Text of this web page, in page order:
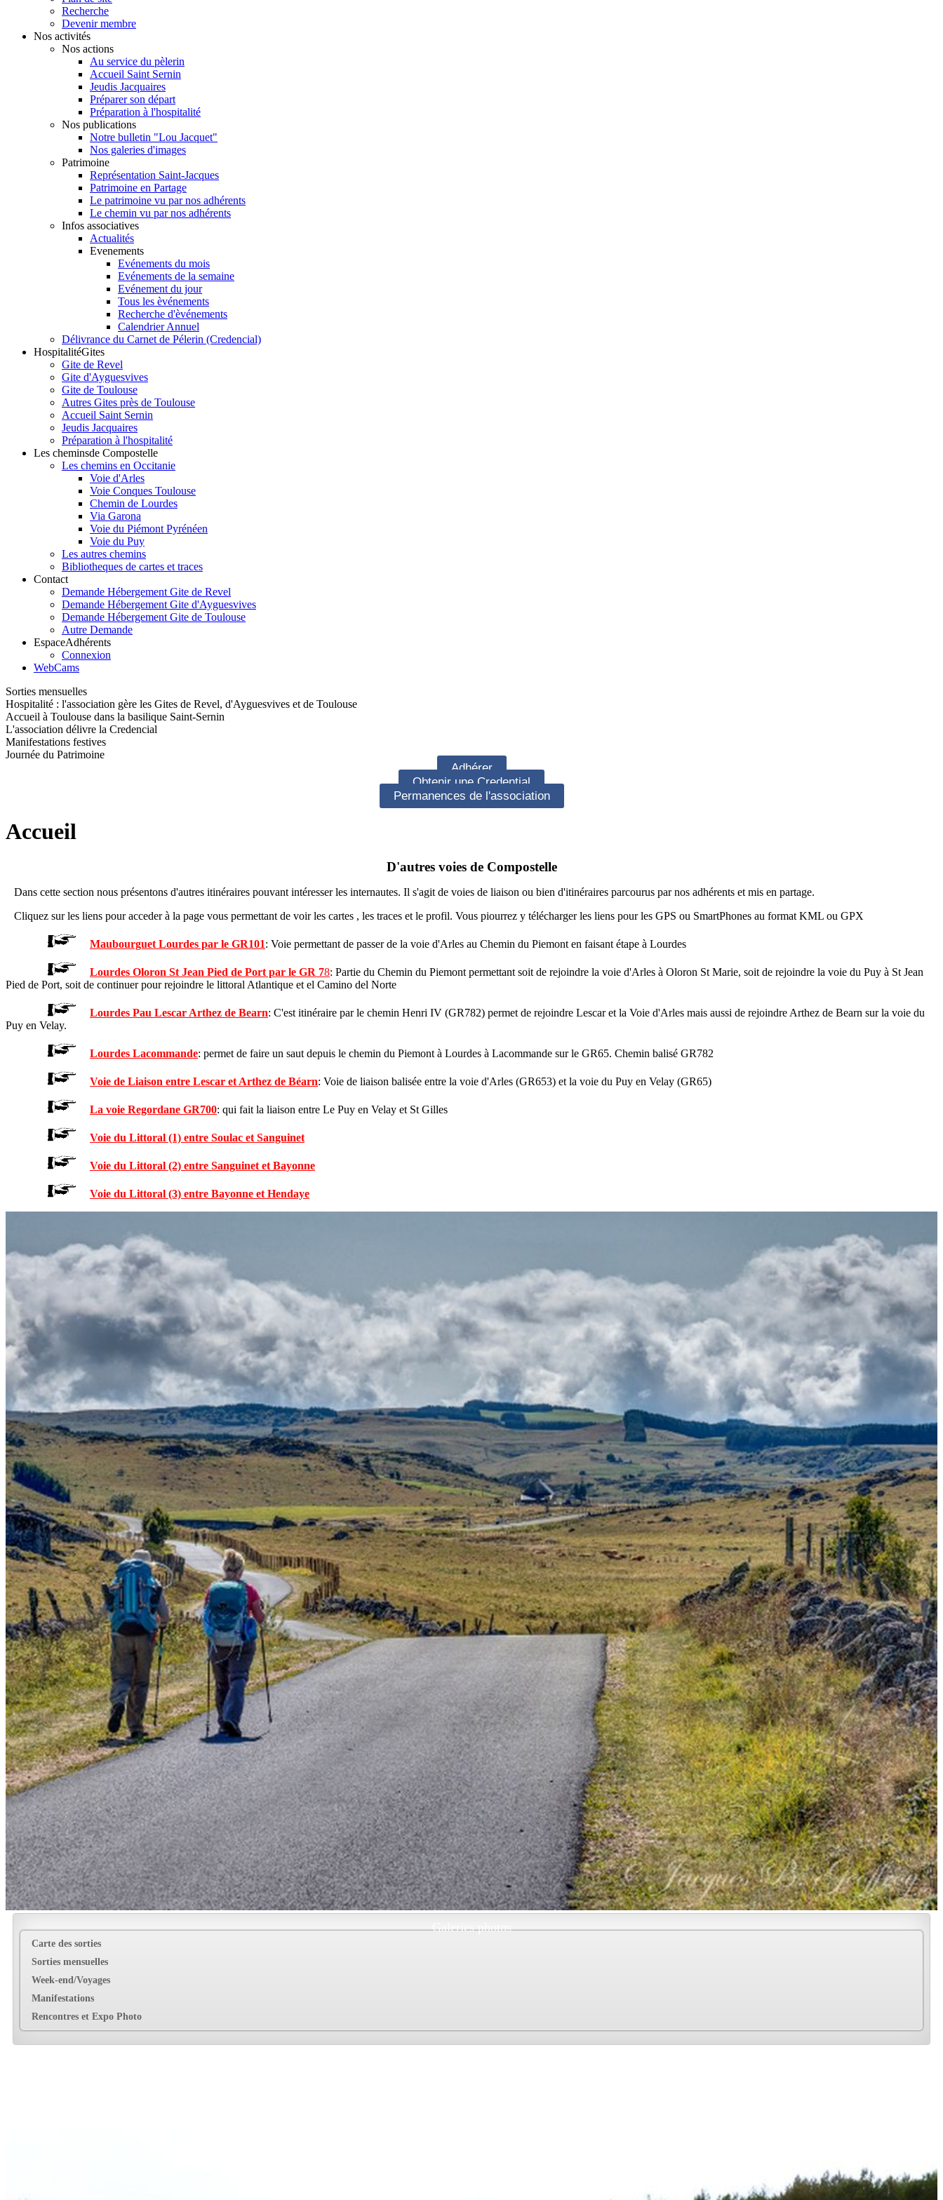
Recherche
Devenir membre
Nos activités
Nos actions
Au service du pèlerin
Accueil Saint Sernin
Jeudis Jacquaires
Préparer son départ
Préparation à l'hospitalité
Nos publications
Notre bulletin "Lou Jacquet"
Nos galeries d'images
Patrimoine
Représentation Saint-Jacques
Patrimoine en Partage
Le patrimoine vu par nos adhérents
Le chemin vu par nos adhérents
Infos associatives
Actualités
Evenements
Evénements du mois
Evénements de la semaine
Evénement du jour
Tous les èvénements
Recherche d'èvénements
Calendrier Annuel
Délivrance du Carnet de Pélerin (Credencial)
HospitalitéGites
Gite de Revel
Gite d'Ayguesvives
Gite de Toulouse
Autres Gites près de Toulouse
Accueil Saint Sernin
Jeudis Jacquaires
Préparation à l'hospitalité
Les cheminsde Compostelle
Les chemins en Occitanie
Voie d'Arles
Voie Conques Toulouse
Chemin de Lourdes
Via Garona
Voie du Piémont Pyrénéen
Voie du Puy
Les autres chemins
Bibliotheques de cartes et traces
Contact
Demande Hébergement Gite de Revel
Demande Hébergement Gite d'Ayguesvives
Demande Hébergement Gite de Toulouse
Autre Demande
EspaceAdhérents
Connexion
WebCams
Sorties mensuelles
Hospitalité : l'association gère les Gites de Revel, d'Ayguesvives et de Toulouse
Accueil à Toulouse dans la basilique Saint-Sernin
L'association délivre la Credencial
Manifestations festives
Journée du Patrimoine
Adhérer
Obtenir une Credential
Permanences de l'association
Accueil
D'autres voies de Compostelle
Dans cette section nous présentons d'autres itinéraires pouvant intéresser les internautes. Il s'agit de voies de liaison ou bien d'itinéraires parcourus par nos adhérents et mis en partage.
Cliquez sur les liens pour acceder à la page vous permettant de voir les cartes , les traces et le profil. Vous piourrez y télécharger les liens pour les GPS ou SmartPhones au format KML ou GPX
Maubourguet Lourdes par le GR101: Voie permettant de passer de la voie d'Arles au Chemin du Piemont en faisant étape à Lourdes
Lourdes Oloron St Jean Pied de Port par le GR 78: Partie du Chemin du Piemont permettant soit de rejoindre la voie d'Arles à Oloron St Marie, soit de rejoindre la voie du Puy à St Jean
Pied de Port, soit de continuer pour rejoindre le littoral Atlantique et el Camino del Norte
Lourdes Pau Lescar Arthez de Bearn: C'est itinéraire par le chemin Henri IV (GR782) permet de rejoindre Lescar et la Voie d'Arles mais aussi de rejoindre Arthez de Bearn sur la voie du
Puy en Velay.
Lourdes Lacommande: permet de faire un saut depuis le chemin du Piemont à Lourdes à Lacommande sur le GR65. Chemin balisé GR782
Voie de Liaison entre Lescar et Arthez de Béarn: Voie de liaison balisée entre la voie d'Arles (GR653) et la voie du Puy en Velay (GR65)
La voie Regordane GR700: qui fait la liaison entre Le Puy en Velay et St Gilles
Voie du Littoral (1) entre Soulac et Sanguinet
Voie du Littoral (2) entre Sanguinet et Bayonne
Voie du Littoral (3) entre Bayonne et Hendaye
Galeries photos
Carte des sorties
Sorties mensuelles
Week-end/Voyages
Manifestations
Rencontres et Expo Photo